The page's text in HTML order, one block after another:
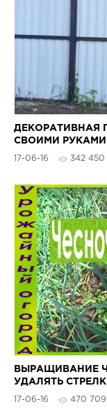
ДЕКОРАТИВНАЯ
СВОИМИ
17-06-16 342 450
ВЫРАЩИВАНИЕ
УДАЛЯТЬ
17-06-16 470 709